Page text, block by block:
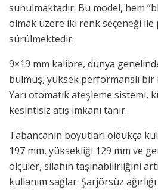
sunulmaktadır. Bu model, hem
olmak üzere iki renk seçeneği ile
sürülmektedir.
9×19 mm kalibre, dünya
bulmuş, yüksek performanslı
Yarı otomatik ateşleme sistemi,
kesintisiz atış imkanı tanır.
Tabancanın boyutları oldukça
197 mm, yüksekliği 129 mm ve
ölçüler, silahın taşınabilirliğini
kullanım sağlar. Şarjörsüz